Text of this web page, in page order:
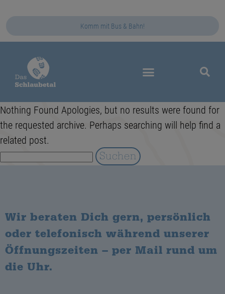
Komm mit Bus & Bahn!
Nothing Found Apologies, but no results were found for
the requested archive. Perhaps searching will help find a
related post.
Wir beraten Dich gern, persönlich
oder telefonisch während unserer
Öffnungszeiten – per Mail rund um
die Uhr.